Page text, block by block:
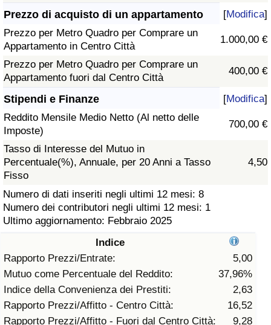
Prezzo di acquisto di un appartamento [Modifica]
Prezzo per Metro Quadro per Comprare un
Appartamento in Centro Città
1.000,00 €
Prezzo per Metro Quadro per Comprare un
Appartamento fuori dal Centro Città
400,00 €
Stipendi e Finanze [Modifica]
Reddito Mensile Medio Netto (Al netto delle
Imposte)
700,00 €
Tasso di Interesse del Mutuo in
Percentuale(%), Annuale, per 20 Anni a Tasso
Fisso
4,50
Numero di dati inseriti negli ultimi 12 mesi: 8
Numero dei contributori negli ultimi 12 mesi: 1
Ultimo aggiornamento: Febbraio 2025
Indice
Rapporto Prezzi/Entrate:
5,00
Mutuo come Percentuale del Reddito:
37,96%
Indice della Convenienza dei Prestiti:
2,63
Rapporto Prezzi/Affitto - Centro Città:
16,52
Rapporto Prezzi/Affitto - Fuori dal Centro Città:
9,28
Indice della Criminalità
Indice di criminalità per paese
Assistenza Sanitaria
Indice dell’Assistenza Sanitaria (Corrente)
Indice dell’Assistenza Sanitaria
Indice dell’Assistenza Sanitaria per
Nazione
Inquinamento
Indice dell’Inquinamento (Corrente)
Indice di inquinamento
Indice dell’Inquinamento per Nazione